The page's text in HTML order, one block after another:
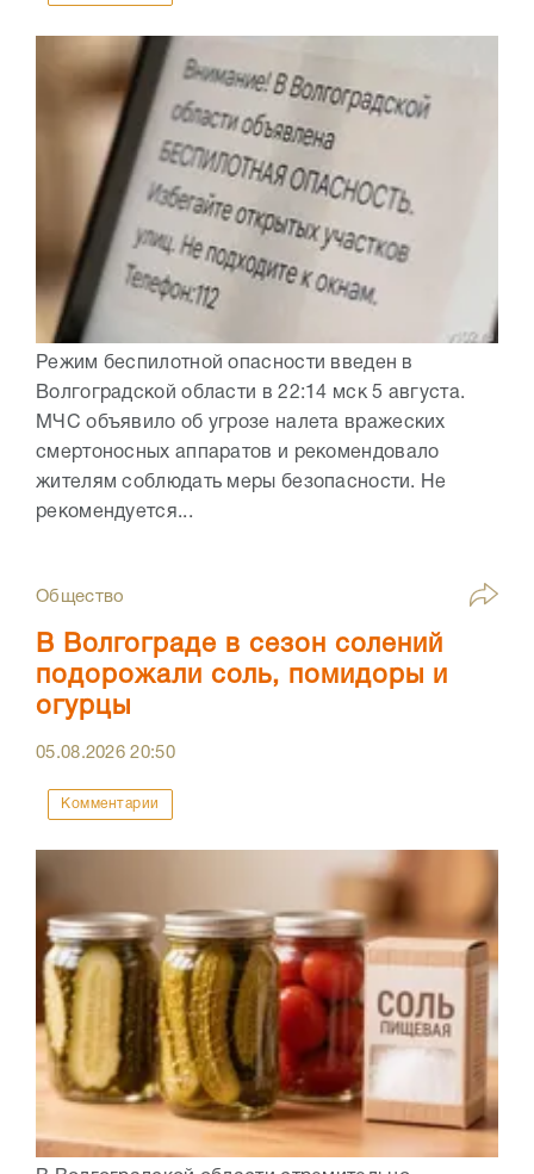
Режим беспилотной опасности введен в
Волгоградской области в 22:14 мск 5 августа.
МЧС объявило об угрозе налета вражеских
смертоносных аппаратов и рекомендовало
жителям соблюдать меры безопасности. Не
рекомендуется...
Общество
В Волгограде в сезон солений
подорожали соль, помидоры и
огурцы
05.08.202620:50
Комментарии